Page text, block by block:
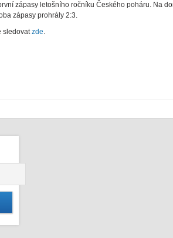
zápasy letošního ročníku Českého poháru. Na
zápasy prohrály 2:3.
sledovatzde.